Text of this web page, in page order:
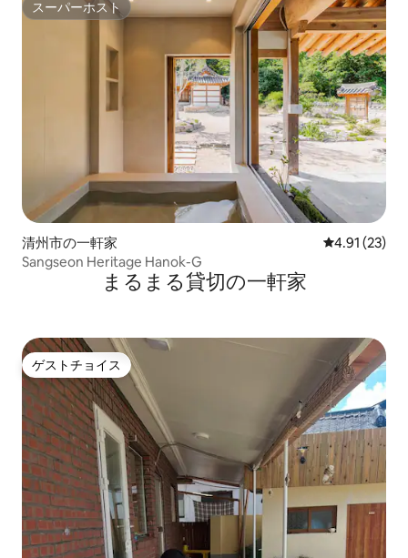
スーパーホスト
スーパーホスト
清州市の一軒家 レビュー23
4.91 (23)
Sangseon Heritage Hanok-G
まるまる貸切の一軒家
ゲストチョイス
ゲストチョイス